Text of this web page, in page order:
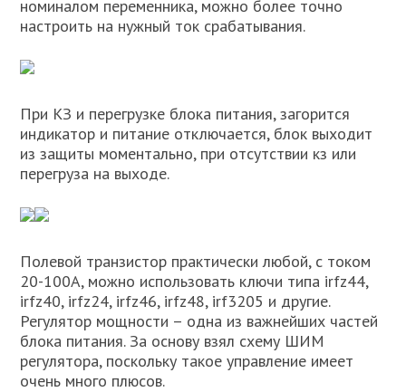
номиналом переменника, можно более точно
настроить на нужный ток срабатывания.
При КЗ и перегрузке блока питания, загорится
индикатор и питание отключается, блок выходит
из защиты моментально, при отсутствии кз или
перегруза на выходе.
Полевой транзистор практически любой, с током
20-100A, можно использовать ключи типа irfz44,
irfz40, irfz24, irfz46, irfz48, irf3205 и другие.
Регулятор мощности – одна из важнейших частей
блока питания. За основу взял схему ШИМ
регулятора, поскольку такое управление имеет
очень много плюсов.